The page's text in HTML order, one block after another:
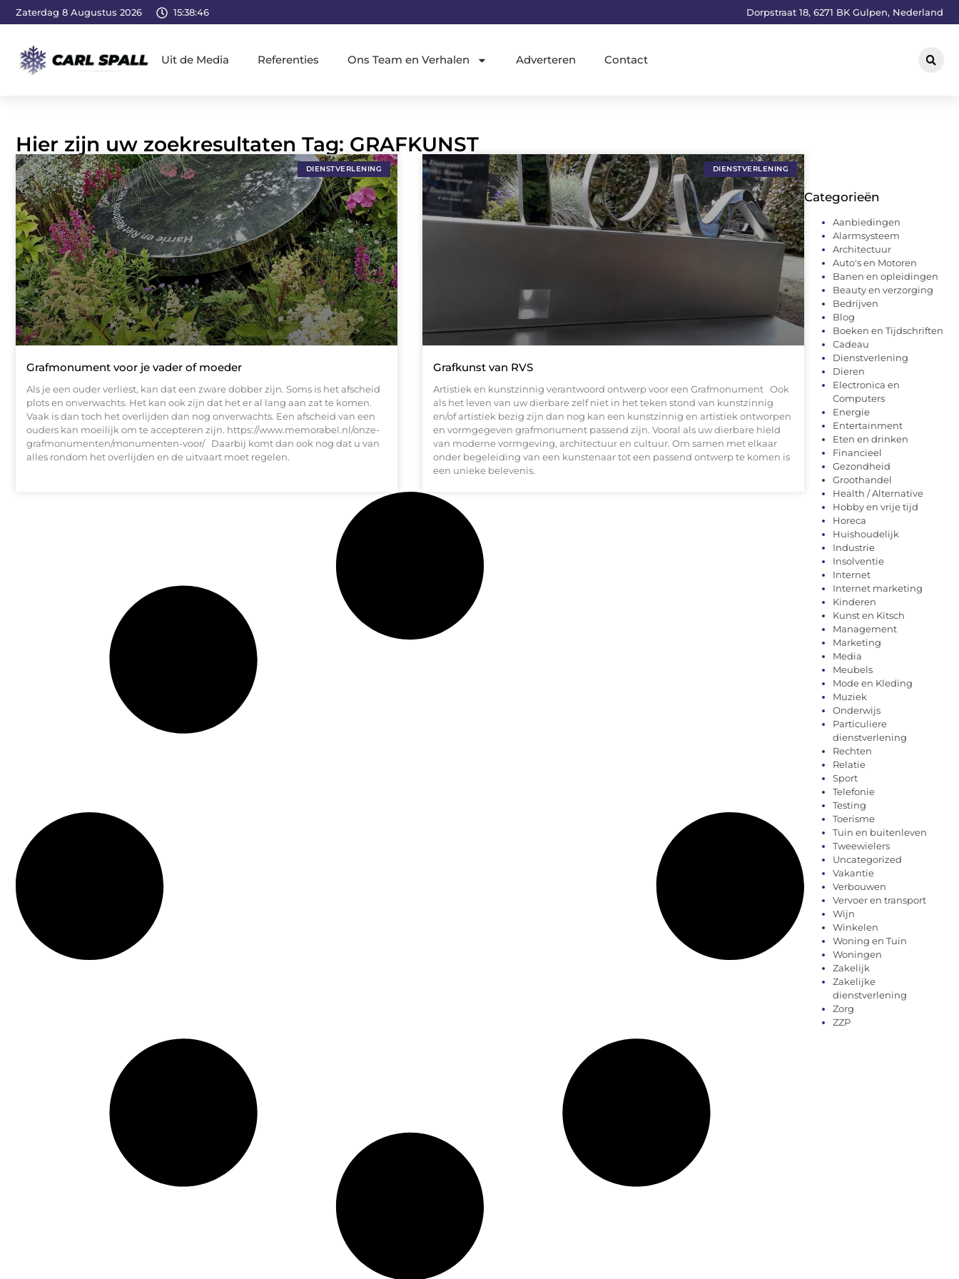
Zaterdag 8 Augustus 2026 15:38:47 Dorpstraat 18, 6271 BK Gulpen, Nederland
Uit de Media Referenties Ons Team en Verhalen Adverteren Contact
Hier zijn uw zoekresultaten Tag: GRAFKUNST
DIENSTVERLENING
Grafmonument voor je vader of moeder
Als je een ouder verliest, kan dat een zware dobber zijn. Soms is het afscheid
plots en onverwachts. Het kan ook zijn dat het er al lang aan zat te komen.
Vaak is dan toch het overlijden dan nog onverwachts. Een afscheid van een
ouders kan moeilijk om te accepteren zijn. https://www.memorabel.nl/onze-
grafmonumenten/monumenten-voor/ Daarbij komt dan ook nog dat u van
alles rondom het overlijden en de uitvaart moet regelen.
DIENSTVERLENING
Grafkunst van RVS
Artistiek en kunstzinnig verantwoord ontwerp voor een Grafmonument Ook
als het leven van uw dierbare zelf niet in het teken stond van kunstzinnig
en/of artistiek bezig zijn dan nog kan een kunstzinnig en artistiek ontworpen
en vormgegeven grafmonument passend zijn. Vooral als uw dierbare hield
van moderne vormgeving, architectuur en cultuur. Om samen met elkaar
onder begeleiding van een kunstenaar tot een passend ontwerp te komen is
een unieke belevenis.
Categorieën
Aanbiedingen
Alarmsysteem
Architectuur
Auto's en Motoren
Banen en opleidingen
Beauty en verzorging
Bedrijven
Blog
Boeken en Tijdschriften
Cadeau
Dienstverlening
Dieren
Electronica en
Computers
Energie
Entertainment
Eten en drinken
Financieel
Gezondheid
Groothandel
Health / Alternative
Hobby en vrije tijd
Horeca
Huishoudelijk
Industrie
Insolventie
Internet
Internet marketing
Kinderen
Kunst en Kitsch
Management
Marketing
Media
Meubels
Mode en Kleding
Muziek
Onderwijs
Particuliere
dienstverlening
Rechten
Relatie
Sport
Telefonie
Testing
Toerisme
Tuin en buitenleven
Tweewielers
Uncategorized
Vakantie
Verbouwen
Vervoer en transport
Wijn
Winkelen
Woning en Tuin
Woningen
Zakelijk
Zakelijke
dienstverlening
Zorg
ZZP